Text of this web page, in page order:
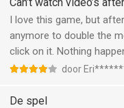
I love this game, but
anymore to double the
click on it. Nothing
door
De spel